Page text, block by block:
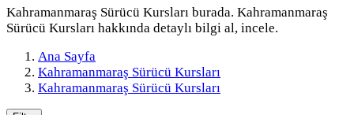
Kahramanmaraş Sürücü Kursları burada. Kahramanmaraş
Sürücü Kursları hakkında detaylı bilgi al, incele.
Ana Sayfa
Kahramanmaraş Sürücü Kursları
Kahramanmaraş Sürücü Kursları